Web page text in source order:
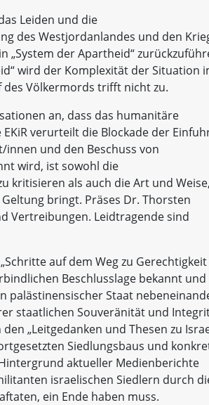
Leiden und die
des Westjordanlandes und den
„System der Apartheid“
wird der Komplexität der Situation
Völkermords trifft nicht zu.
an, dass das humanitäre
verurteilt die Blockade der
und den Beschuss von
wird, ist sowohl die
kritisieren als auch die Art und Weise,
bringt. Präses Dr. Thorsten
Vertreibungen. Leidtragende sind
auf dem Weg zu Gerechtigkeit
Beschlusslage bekannt und
palästinensischer Staat
staatlichen Souveränität und
„Leitgedanken und Thesen zu
Siedlungsbaus und
aktueller Medienberichte
israelischen Siedlern durch
ein Ende haben muss.